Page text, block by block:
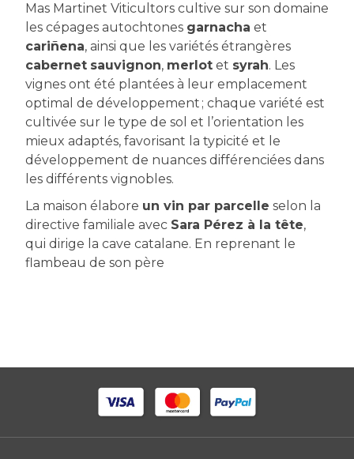
Mas Martinet Viticultors cultive sur son domaine
les cépages autochtones garnacha et
cariñena, ainsi que les variétés étrangères
cabernet sauvignon, merlot et syrah. Les
vignes ont été plantées à leur emplacement
optimal de développement ; chaque variété est
cultivée sur le type de sol et l’orientation les
mieux adaptés, favorisant la typicité et le
développement de nuances différenciées dans
les différents vignobles.
La maison élabore un vin par parcelle selon la
directive familiale avec Sara Pérez à la tête,
qui dirige la cave catalane. En reprenant le
flambeau de son père